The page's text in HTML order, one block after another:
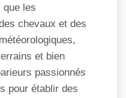
les
chevaux et des
et bien
passionnés
pour établir des